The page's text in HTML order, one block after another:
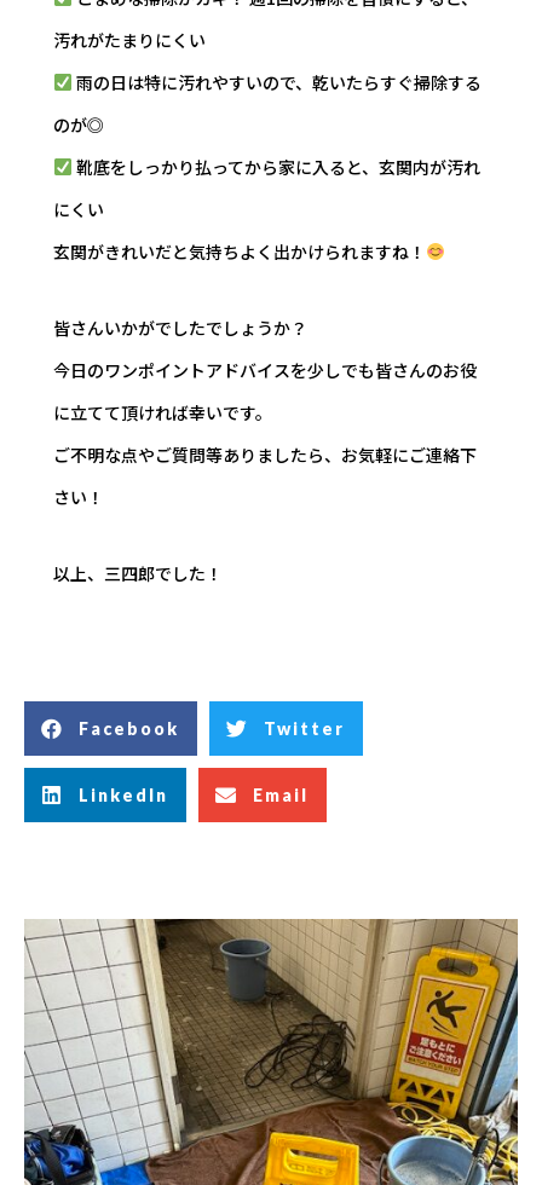
汚れがたまりにくい
雨の日は特に汚れやすいので、乾いたらすぐ掃除する
のが◎
靴底をしっかり払ってから家に入ると、玄関内が汚れ
にくい
玄関がきれいだと気持ちよく出かけられますね！
皆さんいかがでしたでしょうか？
今日のワンポイントアドバイスを少しでも皆さんのお役
に立てて頂ければ幸いです。
ご不明な点やご質問等ありましたら、お気軽にご連絡下
さい！
以上、三四郎でした！
Facebook Twitter
LinkedIn Email